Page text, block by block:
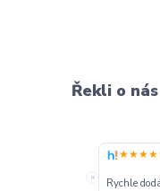
Řekli o nás
« Rychle